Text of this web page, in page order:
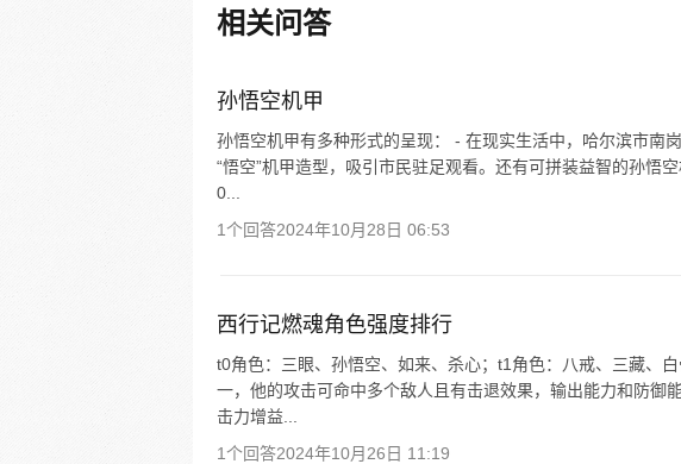
知识技术，重返校园，从此一路开挂造
机甲打怪兽… 曾经后悔的事，曾经错过
相关问答
孙悟空机甲
孙悟空机甲有多种形式的呈现： - 在现实生活中，哈尔滨市南
“悟空”机甲造型，吸引市民驻足观看。还有可拼装益智的孙悟
0...
1个回答2024年10月28日 06:53
西行记燃魂角色强度排行
t0角色：三眼、孙悟空、如来、杀心；t1角色：八戒、三藏、
一，他的攻击可命中多个敌人且有击退效果，输出能力和防御
击力增益...
1个回答2024年10月26日 11:19